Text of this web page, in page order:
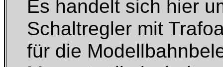
Es handelt sich hier
Schaltregler mit
für die